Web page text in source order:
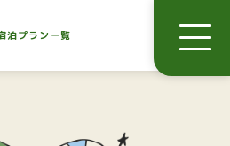
泊プラン一覧